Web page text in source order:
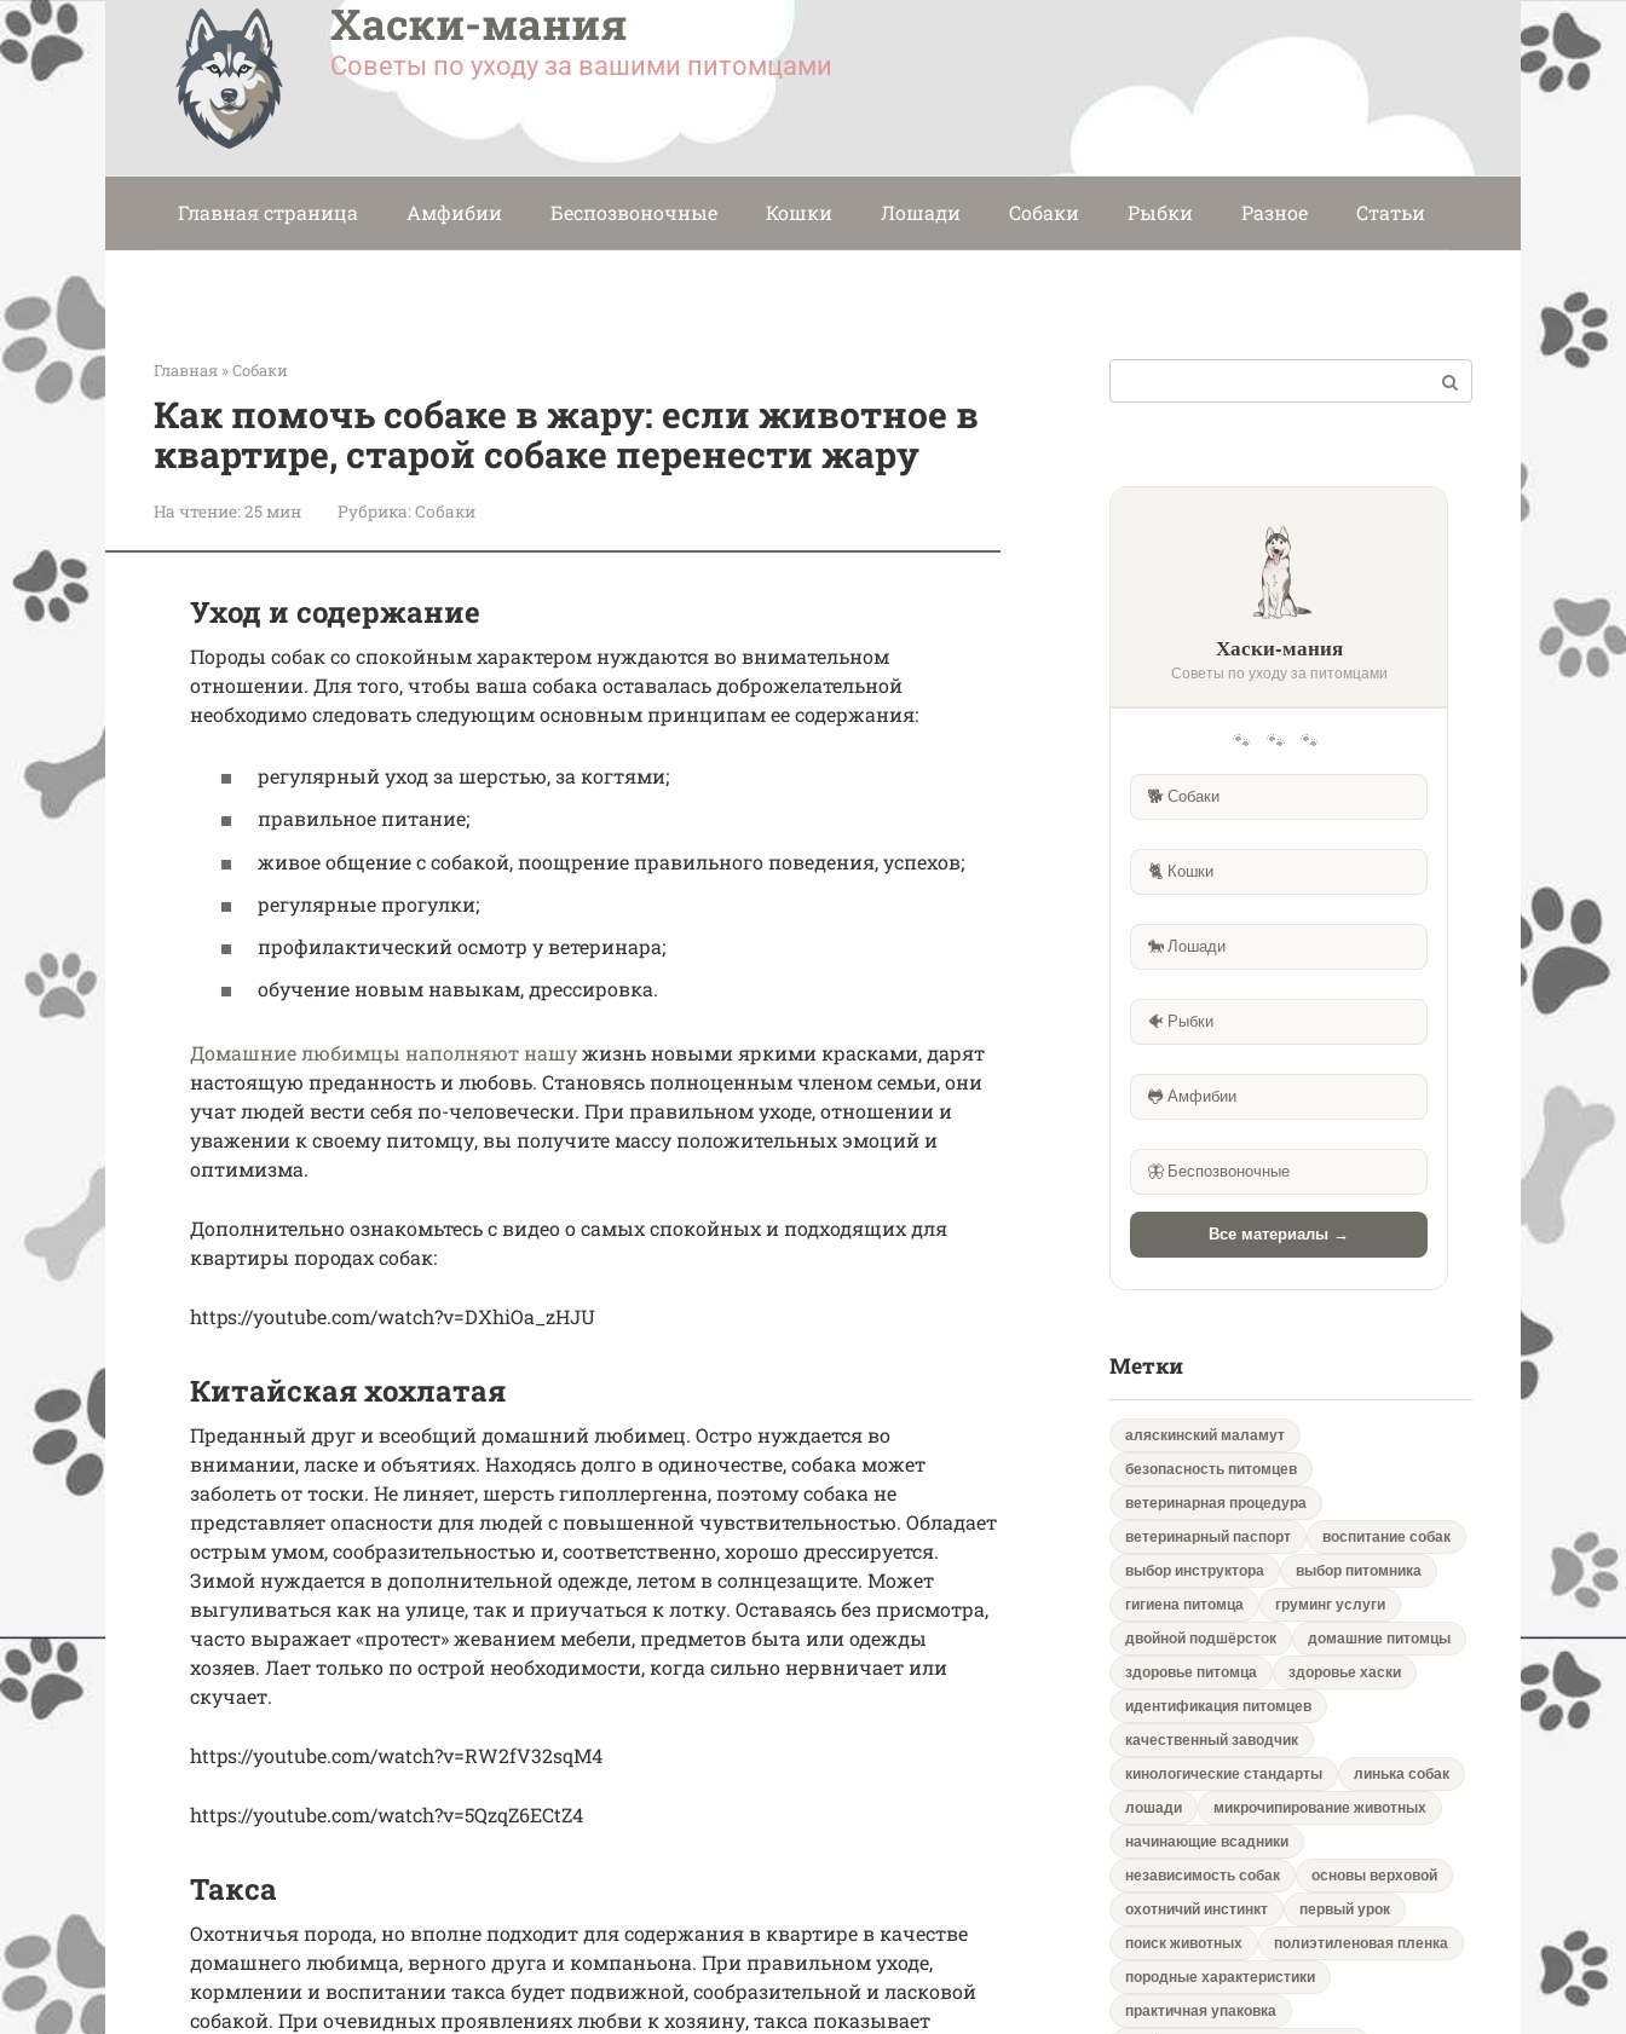
Перейти
к
контенту
Хаски-мания
Советы по уходу за вашими питомцами
Главная страница Амфибии Беспозвоночные Кошки Лошади Собаки Рыбки Разное Статьи
Главная »Собаки
Как помочь собаке в жару: если животное в
квартире, старой собаке перенести жару
На чтение:25 мин Рубрика:Собаки
Уход и содержание
Породы собак со спокойным характером нуждаются во внимательном
отношении. Для того, чтобы ваша собака оставалась доброжелательной
необходимо следовать следующим основным принципам ее содержания:
регулярный уход за шерстью, за когтями;
правильное питание;
живое общение с собакой, поощрение правильного поведения, успехов;
регулярные прогулки;
профилактический осмотр у ветеринара;
обучение новым навыкам, дрессировка.
Домашние любимцы наполняют нашужизнь новыми яркими красками, дарят
настоящую преданность и любовь. Становясь полноценным членом семьи, они
учат людей вести себя по-человечески. При правильном уходе, отношении и
уважении к своему питомцу, вы получите массу положительных эмоций и
оптимизма.
Дополнительно ознакомьтесь с видео о самых спокойных и подходящих для
квартиры породах собак:
https://youtube.com/watch?v=DXhiOa_zHJU
Китайская хохлатая
Преданный друг и всеобщий домашний любимец. Остро нуждается во
внимании, ласке и объятиях. Находясь долго в одиночестве, собака может
заболеть от тоски. Не линяет, шерсть гиполлергенна, поэтому собака не
представляет опасности для людей с повышенной чувствительностью. Обладает
острым умом, сообразительностью и, соответственно, хорошо дрессируется.
Зимой нуждается в дополнительной одежде, летом в солнцезащите. Может
выгуливаться как на улице, так и приучаться к лотку. Оставаясь без присмотра,
часто выражает «протест» жеванием мебели, предметов быта или одежды
хозяев. Лает только по острой необходимости, когда сильно нервничает или
скучает.
https://youtube.com/watch?v=RW2fV32sqM4
https://youtube.com/watch?v=5QzqZ6ECtZ4
Такса
Охотничья порода, но вполне подходит для содержания в квартире в качестве
домашнего любимца, верного друга и компаньона. При правильном уходе,
кормлении и воспитании такса будет подвижной, сообразительной и ласковой
собакой. При очевидных проявлениях любви к хозяину, такса показывает
Хаски-мания
Советы по уходу за питомцами
🐾 🐾 🐾
🐕 Собаки
🐈 Кошки
🐎 Лошади
🐠 Рыбки
🐸 Амфибии
🦋 Беспозвоночные
Все материалы →
Метки
аляскинский маламут
безопасность питомцев
ветеринарная процедура
ветеринарный паспорт
воспитание собак
выбор инструктора
выбор питомника
гигиена питомца
груминг услуги
двойной подшёрсток
домашние питомцы
здоровье питомца
здоровье хаски
идентификация питомцев
качественный заводчик
кинологические стандарты
линька собак
лошади
микрочипирование животных
начинающие всадники
независимость собак
основы верховой
охотничий инстинкт
первый урок
поиск животных
полиэтиленовая пленка
породные характеристики
практичная упаковка